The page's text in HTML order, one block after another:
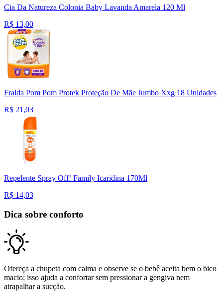
Cia Da Natureza Colonia Baby Lavanda Amarela 120 Ml
R$ 13,00
Fralda Pom Pom Protek Proteção De Mãe Jumbo Xxg 18 Unidades
R$ 21,03
Repelente Spray Off! Family Icaridina 170Ml
R$ 14,03
Dica sobre conforto
Ofereça a chupeta com calma e observe se o bebê aceita bem o bico
macio; isso ajuda a confortar sem pressionar a gengiva nem
atrapalhar a sucção.